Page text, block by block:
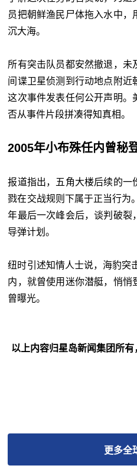
员把朝鲜渔民尸体拖入水中，
沉大海。
所有突击队员都安然撤退，未
间谍卫星侦测到行动地点附近
这次事件发表任何公开声明。
否从事件片段拼凑得知真相。
2005年小布殊任内曾秘
报道指出，五角大楼后续的一
戮在交战规则下属于正当行为
年最后一次峰会后，谈判破裂
导弹计划。
纽时引述知情人士说，海豹突
内，就曾使用迷你潜艇，悄悄
曾曝光。
以上内容归星岛新闻集团所
更多全